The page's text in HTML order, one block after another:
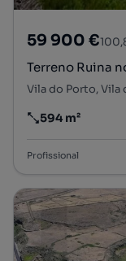
59 900 €
Terreno Ruina
Vila do Porto, Vila
Preço por metro
594 m²
Profissional